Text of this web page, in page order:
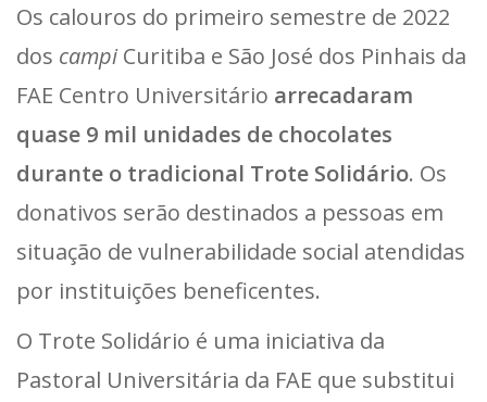
Os calouros do primeiro semestre de 2022
dos campi Curitiba e São José dos Pinhais da
FAE Centro Universitário arrecadaram
quase 9 mil unidades de chocolates
durante o tradicional Trote Solidário. Os
donativos serão destinados a pessoas em
situação de vulnerabilidade social atendidas
por instituições beneficentes.
O Trote Solidário é uma iniciativa da
Pastoral Universitária da FAE que substitui